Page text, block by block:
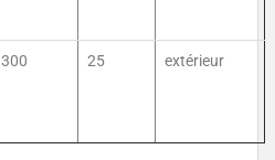
300 25 extérieur